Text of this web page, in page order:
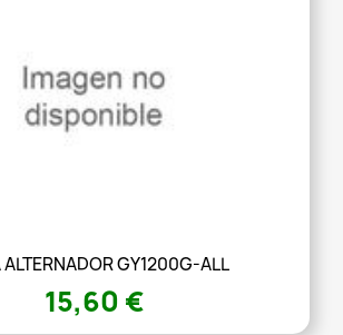
ALTERNADOR GY1200G-ALL
15,60 €